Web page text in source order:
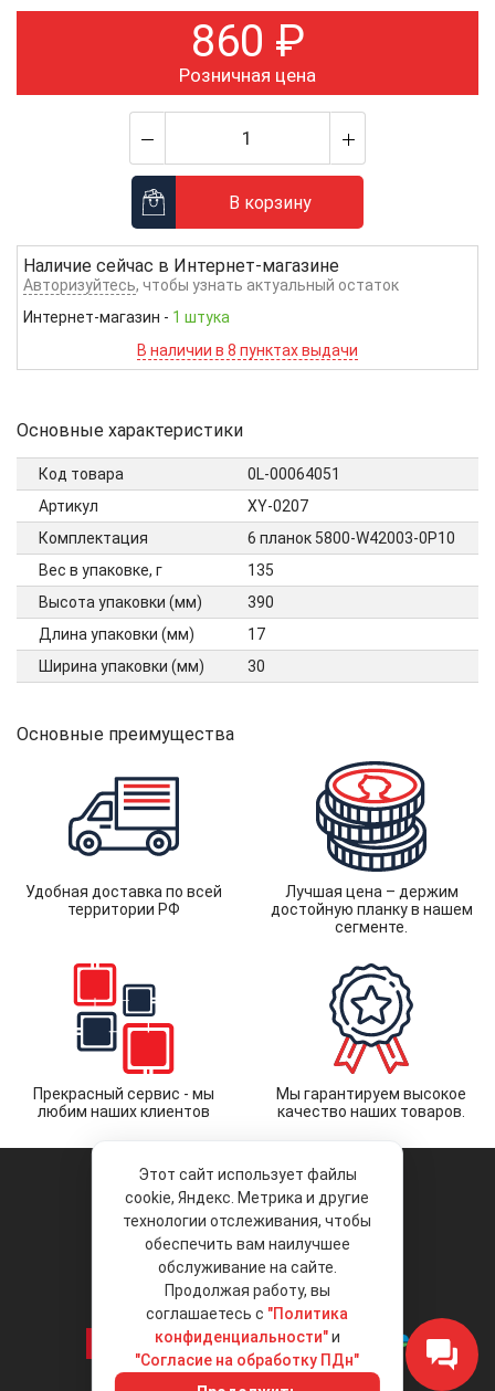
860 ₽
Розничная цена
В корзину
Наличие сейчас в Интернет-магазине
Авторизуйтесь, чтобы узнать актуальный остаток
Интернет-магазин - 1 штука
В наличии в 8 пунктах выдачи
Основные характеристики
Код товара
0L-00064051
Артикул
XY-0207
Комплектация
6 планок 5800-W42003-0P10
Вес в упаковке, г
135
Высота упаковки (мм)
390
Длина упаковки (мм)
17
Ширина упаковки (мм)
30
Основные преимущества
Удобная доставка по всей
территории РФ
Лучшая цена – держим
достойную планку в нашем
сегменте.
Прекрасный сервис - мы
любим наших клиентов
Мы гарантируем высокое
качество наших товаров.
© 2026 «Liberty Project».
Аксессуары и запчасти оптом.
Положение об обработке и защите
персональных данных
Интернет-магазин
Этот сайт использует файлы
cookie, Яндекс. Метрика и другие
технологии отслеживания, чтобы
обеспечить вам наилучшее
обслуживание на сайте.
Продолжая работу, вы
соглашаетесь с "Политика
конфиденциальности"и
"Согласие на обработку ПДн"